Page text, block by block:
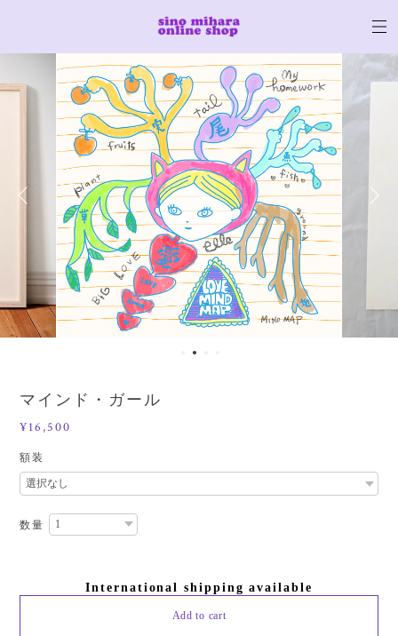
マインド・ガール
¥16,500
額装
数量
International shipping available
Add to cart